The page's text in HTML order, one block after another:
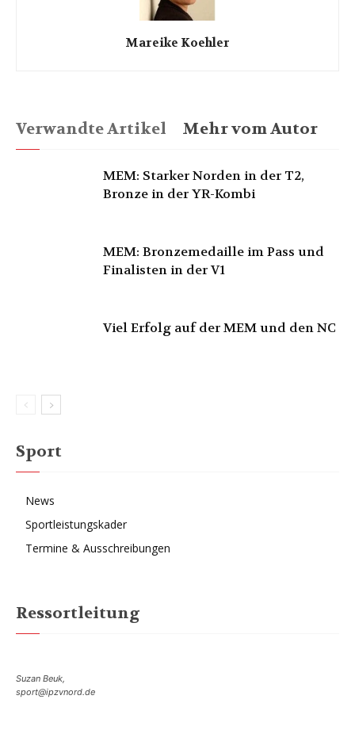
Mareike Koehler
Verwandte Artikel Mehr vom Autor
MEM: Starker Norden in der T2,
Bronze in der YR-Kombi
MEM: Bronzemedaille im Pass und
Finalisten in der V1
Viel Erfolg auf der MEM und den NC
Sport
News
Sportleistungskader
Termine & Ausschreibungen
Ressortleitung
Suzan Beuk,
sport@ipzvnord.de